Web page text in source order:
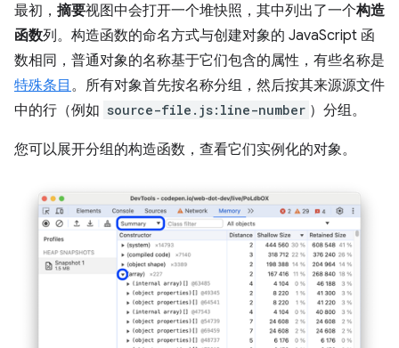
最初， 摘要视图中会打开一个堆快照，其中列出了一个构造
函数列。构造函数的命名方式与创建对象的 JavaScript 函
数相同，普通对象的名称基于它们包含的属性，有些名称是
特殊条目 。所有对象首先按名称分组，然后按其来源源文件
中的行（例如 source-file.js:line-number ）分组。
您可以展开分组的构造函数，查看它们实例化的对象。